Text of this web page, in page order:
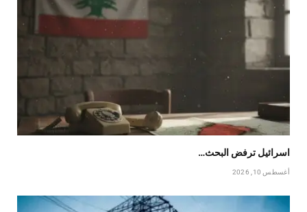
اسرائيل ترفض البحث…
أغسطس 10, 2026